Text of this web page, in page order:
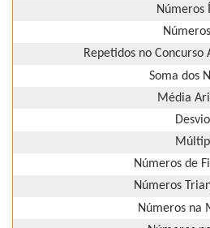
Números
Repetidos no Concurso
Soma dos
Média
Números de
Números
Números na